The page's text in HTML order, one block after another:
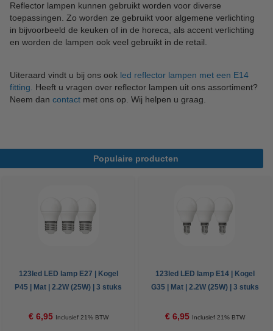
Reflector lampen kunnen gebruikt worden voor diverse
toepassingen. Zo worden ze gebruikt voor algemene verlichting
in bijvoorbeeld de keuken of in de horeca, als accent verlichting
en worden de lampen ook veel gebruikt in de retail.
Uiteraard vindt u bij ons ook led reflector lampen met een E14
fitting.
Heeft u vragen over reflector lampen uit ons assortiment?
Neem dan contact met ons op. Wij helpen u graag.
Populaire producten
123led LED lamp E27 | Kogel
P45 | Mat | 2.2W (25W) | 3 stuks
€ 6,95 Inclusief 21% BTW
123led LED lamp E14 | Kogel
G35 | Mat | 2.2W (25W) | 3 stuks
€ 6,95 Inclusief 21% BTW